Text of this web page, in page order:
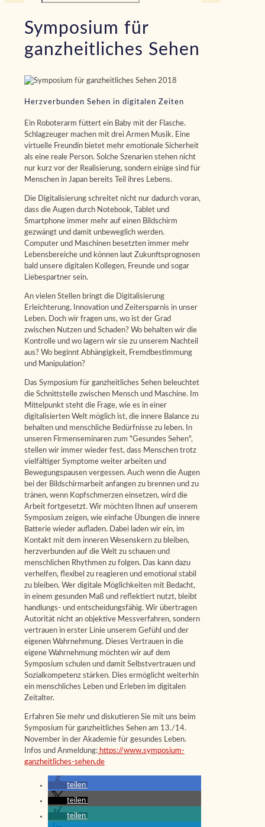
Symposium für
ganzheitliches Sehen
Herzverbunden Sehen in digitalen Zeiten
Ein Roboterarm füttert ein Baby mit der Flasche.
Schlagzeuger machen mit drei Armen Musik. Eine
virtuelle Freundin bietet mehr emotionale Sicherheit
als eine reale Person. Solche Szenarien stehen nicht
nur kurz vor der Realisierung, sondern einige sind für
Menschen in Japan bereits Teil ihres Lebens.
Die Digitalisierung schreitet nicht nur dadurch voran,
dass die Augen durch Notebook, Tablet und
Smartphone immer mehr auf einen Bildschirm
gezwängt und damit unbeweglich werden.
Computer und Maschinen besetzten immer mehr
Lebensbereiche und können laut Zukunftsprognosen
bald unsere digitalen Kollegen, Freunde und sogar
Liebespartner sein.
An vielen Stellen bringt die Digitalisierung
Erleichterung, Innovation und Zeitersparnis in unser
Leben. Doch wir fragen uns, wo ist der Grad
zwischen Nutzen und Schaden? Wo behalten wir die
Kontrolle und wo lagern wir sie zu unserem Nachteil
aus? Wo beginnt Abhängigkeit, Fremdbestimmung
und Manipulation?
Das Symposium für ganzheitliches Sehen beleuchtet
die Schnittstelle zwischen Mensch und Maschine. Im
Mittelpunkt steht die Frage, wie es in einer
digitalisierten Welt möglich ist, die innere Balance zu
behalten und menschliche Bedürfnisse zu leben. In
unseren Firmenseminaren zum "Gesundes Sehen",
stellen wir immer wieder fest, dass Menschen trotz
vielfältiger Symptome weiter arbeiten und
Bewegungspausen vergessen. Auch wenn die Augen
bei der Bildschirmarbeit anfangen zu brennen und zu
tränen, wenn Kopfschmerzen einsetzen, wird die
Arbeit fortgesetzt. Wir möchten Ihnen auf unserem
Symposium zeigen, wie einfache Übungen die innere
Batterie wieder aufladen. Dabei laden wir ein, im
Kontakt mit dem inneren Wesenskern zu bleiben,
herzverbunden auf die Welt zu schauen und
menschlichen Rhythmen zu folgen. Das kann dazu
verhelfen, flexibel zu reagieren und emotional stabil
zu bleiben. Wer digitale Möglichkeiten mit Bedacht,
in einem gesunden Maß und reflektiert nutzt, bleibt
handlungs- und entscheidungsfähig. Wir übertragen
Autorität nicht an objektive Messverfahren, sondern
vertrauen in erster Linie unserem Gefühl und der
eigenen Wahrnehmung. Dieses Vertrauen in die
eigene Wahrnehmung möchten wir auf dem
Symposium schulen und damit Selbstvertrauen und
Sozialkompetenz stärken. Dies ermöglicht weiterhin
ein menschliches Leben und Erleben im digitalen
Zeitalter.
Erfahren Sie mehr und diskutieren Sie mit uns beim
Symposium für ganzheitliches Sehen am 13./14.
November in der Akademie für gesundes Leben.
Infos und Anmeldung: https://www.symposium-
ganzheitliches-sehen.de
teilen
teilen
teilen